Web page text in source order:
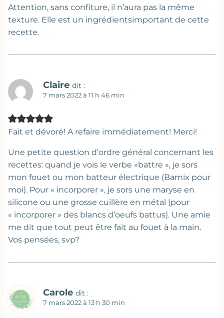
Attention, sans confiture, il n’aura pas la même
texture. Elle est un ingrédientsimportant de cette
recette.
Claire dit :
7 mars 2022 à 11 h 46 min
Fait et dévoré! A refaire immédiatement! Merci!
Une petite question d’ordre général concernant les
recettes: quand je vois le verbe »battre », je sors
mon fouet ou mon batteur électrique (Bamix pour
moi). Pour « incorporer », je sors une maryse en
silicone ou une grosse cuillère en métal (pour
« incorporer » des blancs d’oeufs battus). Une amie
me dit que tout peut être fait au fouet à la main.
Vos pensées, svp?
Carole dit :
7 mars 2022 à 13 h 30 min